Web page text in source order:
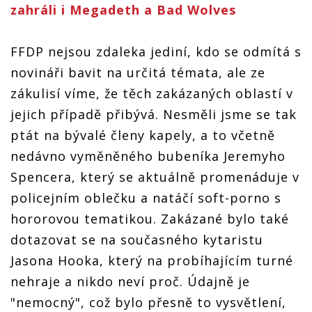
zahráli i Megadeth a Bad Wolves
FFDP nejsou zdaleka jediní, kdo se odmítá s
novináři bavit na určitá témata, ale ze
zákulisí víme, že těch zakázaných oblastí v
jejich případě přibývá. Nesměli jsme se tak
ptát na bývalé členy kapely, a to včetně
nedávno vyměněného bubeníka Jeremyho
Spencera, který se aktuálně promenáduje v
policejním oblečku a natáčí soft-porno s
hororovou tematikou. Zakázané bylo také
dotazovat se na současného kytaristu
Jasona Hooka, který na probíhajícím turné
nehraje a nikdo neví proč. Údajně je
"nemocný", což bylo přesně to vysvětlení,